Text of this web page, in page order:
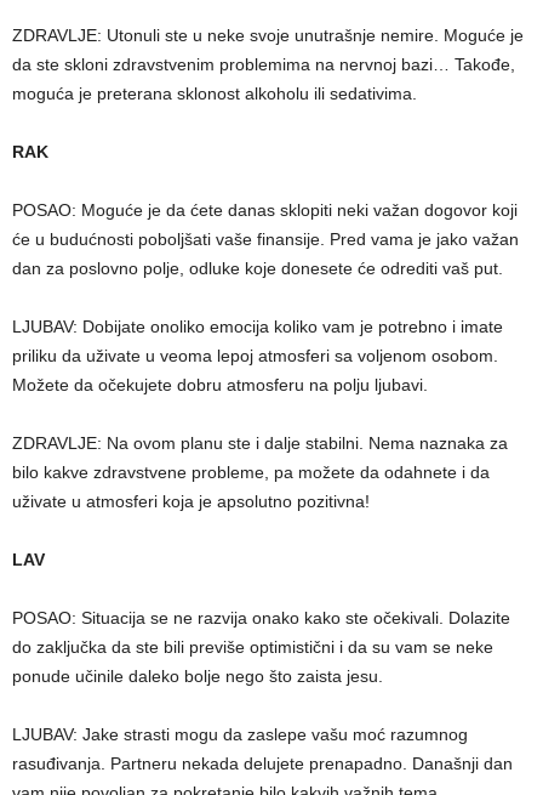
ZDRAVLJE: Utonuli ste u neke svoje unutrašnje nemire. Moguće je
da ste skloni zdravstvenim problemima na nervnoj bazi… Takođe,
moguća je preterana sklonost alkoholu ili sedativima.
RAK
POSAO: Moguće je da ćete danas sklopiti neki važan dogovor koji
će u budućnosti poboljšati vaše finansije. Pred vama je jako važan
dan za poslovno polje, odluke koje donesete će odrediti vaš put.
LJUBAV: Dobijate onoliko emocija koliko vam je potrebno i imate
priliku da uživate u veoma lepoj atmosferi sa voljenom osobom.
Možete da očekujete dobru atmosferu na polju ljubavi.
ZDRAVLJE: Na ovom planu ste i dalje stabilni. Nema naznaka za
bilo kakve zdravstvene probleme, pa možete da odahnete i da
uživate u atmosferi koja je apsolutno pozitivna!
LAV
POSAO: Situacija se ne razvija onako kako ste očekivali. Dolazite
do zaključka da ste bili previše optimistični i da su vam se neke
ponude učinile daleko bolje nego što zaista jesu.
LJUBAV: Jake strasti mogu da zaslepe vašu moć razumnog
rasuđivanja. Partneru nekada delujete prenapadno. Današnji dan